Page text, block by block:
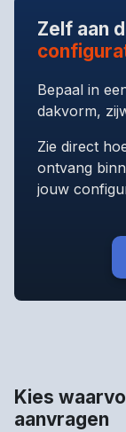
Zelf aan
Bepaal in
dakvorm,
Zie direct
ontvang
jouw
Kies
aanvragen